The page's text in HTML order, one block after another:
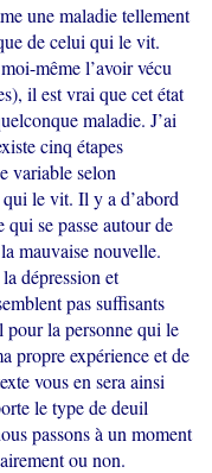
une maladie tellement
de celui qui le vit.
même l’avoir vécu
il est vrai que cet état
maladie. J’ai
cinq étapes
variable selon
le vit. Il y a d’abord
qui se passe autour de
mauvaise nouvelle.
dépression et
pas suffisants
la personne qui le
propre expérience et de
vous en sera ainsi
le type de deuil
passons à un moment
ou non.